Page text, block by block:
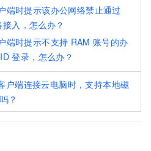
端时提示该办公网络禁止通过
接入，怎么办？
端时提示不支持 RAM 账号的办
ID 登录，怎么办？
户端连接云电脑时，支持本地磁
？